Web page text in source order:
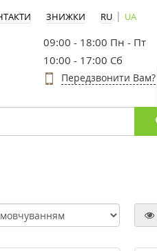
ЗНИЖКИ RU | UA
09:00 - 18:00 Пн - Пт
10:00 - 17:00 Сб
Передзвонити Вам?